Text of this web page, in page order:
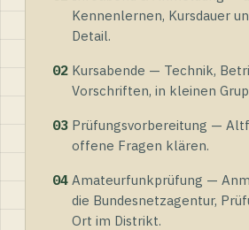
Kennenlernen, Kursdauer
Detail.
02 Kursabende — Technik,
Vorschriften, in kleinen
03 Prüfungsvorbereitung —
offene Fragen klären.
04 Amateurfunkprüfung —
die Bundesnetzagentur,
Ort im Distrikt.